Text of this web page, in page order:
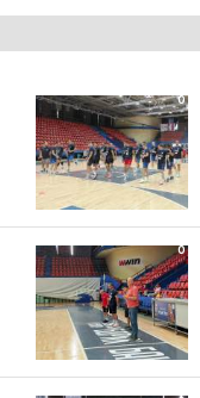
0
0